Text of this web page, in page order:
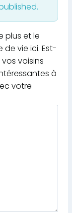
plus et le
vie ici. Est-
voisins
à
votre